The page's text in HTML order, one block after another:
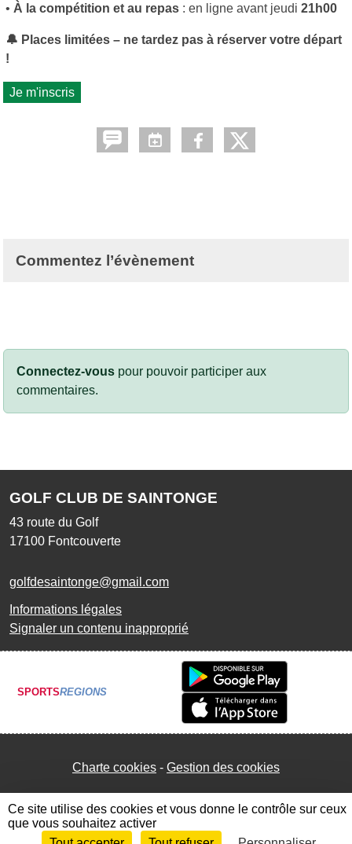
• À la compétition et au repas : en ligne avant jeudi 21h00
🔔 Places limitées – ne tardez pas à réserver votre départ
!
Je m'inscris
Commentez l’évènement
Connectez-vous pour pouvoir participer aux
commentaires.
GOLF CLUB DE SAINTONGE
43 route du Golf
17100 Fontcouverte
golfdesaintonge@gmail.com
Informations légales
Signaler un contenu inapproprié
SPORTSREGIONS
Charte cookies Gestion des cookies
Ce site utilise des cookies et vous donne le contrôle sur ceux
que vous souhaitez activer